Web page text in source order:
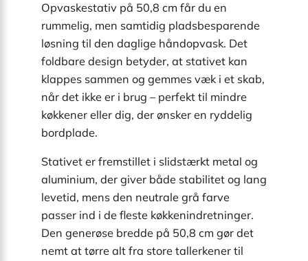
Opvaskestativ på 50,8 cm får du en
rummelig, men samtidig pladsbesparende
løsning til den daglige håndopvask. Det
foldbare design betyder, at stativet kan
klappes sammen og gemmes væk i et skab,
når det ikke er i brug – perfekt til mindre
køkkener eller dig, der ønsker en ryddelig
bordplade.
Stativet er fremstillet i slidstærkt metal og
aluminium, der giver både stabilitet og lang
levetid, mens den neutrale grå farve
passer ind i de fleste køkkenindretninger.
Den generøse bredde på 50,8 cm gør det
nemt at tørre alt fra store tallerkener til